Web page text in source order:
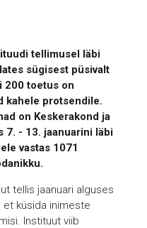
tellimusel läbi
sügisest püsivalt
200 toetus on
kahele protsendile.
on Keskerakond ja
7. - 13. jaanuarini läbi
vastas 1071
tellis jaanuari alguses
et küsida inimeste
Instituut viib